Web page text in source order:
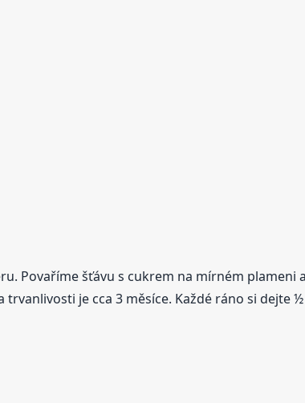
Povaříme šťávu s cukrem na mírném
je cca 3 měsíce. Každé ráno si dejte